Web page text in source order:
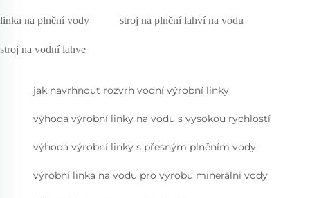
linka na plnění vody stroj na plnění lahví na vodu
stroj na vodní lahve
jak navrhnout rozvrh vodní výrobní linky
výhoda výrobní linky na vodu s vysokou rychlostí
výhoda výrobní linky s přesným plněním vody
výrobní linka na vodu pro výrobu minerální vody